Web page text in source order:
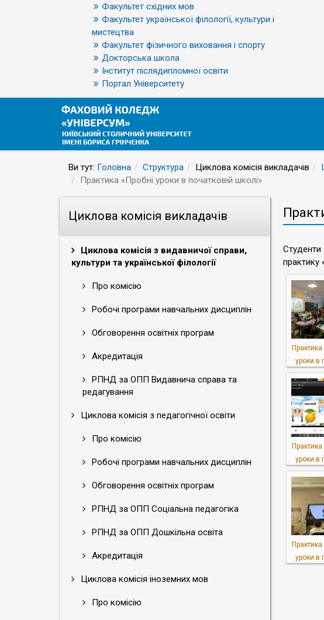
Факультет східних мов
Факультет української філології, культури і
мистецтва
Факультет фізичного виховання і спорту
Докторська школа
Інститут післядипломної освіти
Портал Університету
Ви тут: Головна Структура Циклова комісія викладачів
Практика «Пробні уроки в початковій школі»
Циклова комісія викладачів
Циклова комісія з видавничої справи,
культури та української філології
Про комісію
Робочі програми навчальних дисциплін
Обговорення освітніх програм
Акредитація
РПНД за ОПП Видавнича справа та
редагування
Циклова комісія з педагогічної освіти
Про комісію
Робочі програми навчальних дисциплін
Обговорення освітніх програм
РПНД за ОПП Соціальна педагогіка
РПНД за ОПП Дошкільна освіта
Акредитація
Циклова комісія іноземних мов
Про комісію
Студенти
практику
Практика
уроки в
Практика
уроки в
Практика
уроки в